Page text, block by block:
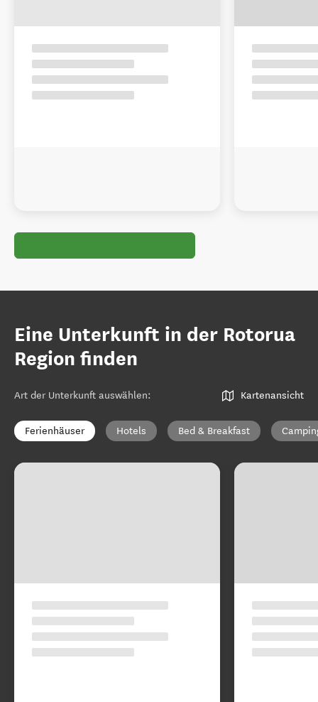
Eine Unterkunft in der Rotorua
Region finden
Art der Unterkunft auswählen: Kartenansicht
Ferienhäuser Hotels Bed & Breakfast